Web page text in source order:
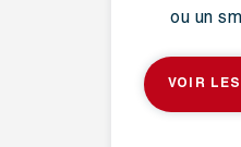
ou un
VOIR